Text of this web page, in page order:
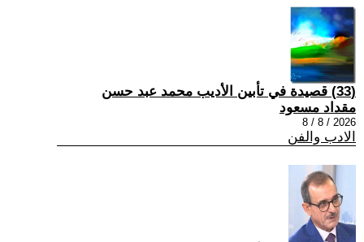
(33) قصيدة في تأبين الأديب محمد عبد حسن
مقداد مسعود
2026 / 8 / 8
الادب والفن